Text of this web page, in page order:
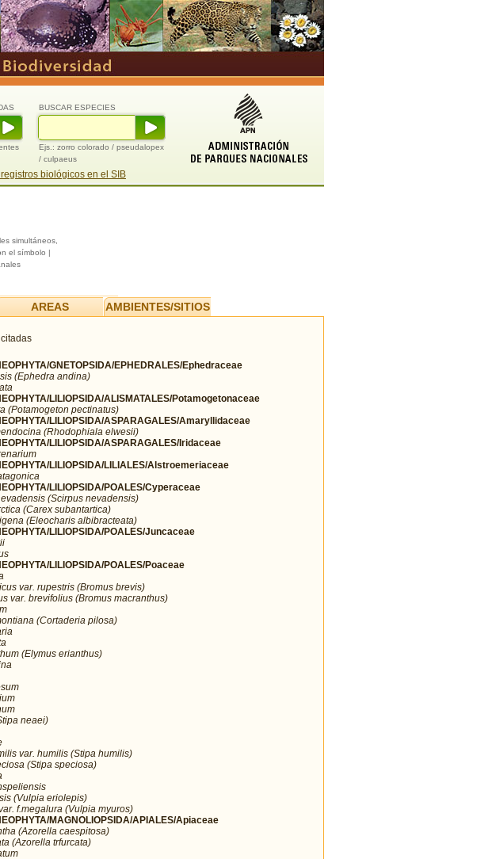
BUSCAR ESPECIES
Ejs.: zorro colorado / pseudalopex
/ culpaeus
biológicos en el SIB
simultáneos,
el símbolo |
AREAS AMBIENTES/SITIOS
GNETOPSIDA/EPHEDRALES/Ephedraceae
(Ephedra andina)
LILIOPSIDA/ALISMATALES/Potamogetonaceae
(Potamogeton pectinatus)
LILIOPSIDA/ASPARAGALES/Amaryllidaceae
(Rhodophiala elwesii)
LILIOPSIDA/ASPARAGALES/Iridaceae
LILIOPSIDA/LILIALES/Alstroemeriaceae
LILIOPSIDA/POALES/Cyperaceae
(Scirpus nevadensis)
(Carex subantartica)
(Eleocharis albibracteata)
LILIOPSIDA/POALES/Juncaceae
LILIOPSIDA/POALES/Poaceae
var. rupestris (Bromus brevis)
var. brevifolius (Bromus macranthus)
(Cortaderia pilosa)
(Elymus erianthus)
neaei)
var. humilis (Stipa humilis)
(Stipa speciosa)
(Vulpia eriolepis)
f.megalura (Vulpia myuros)
MAGNOLIOPSIDA/APIALES/Apiaceae
(Azorella caespitosa)
(Azorella trfurcata)